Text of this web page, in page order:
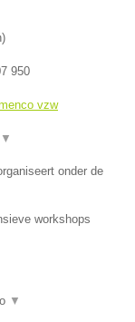
)
950
vzw
▼
onder de
workshops
▼